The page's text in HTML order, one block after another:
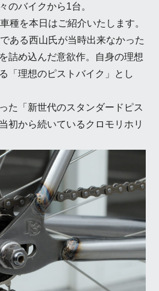
のバイクから1台。
種を本日はご紹介いたします。
ある西山氏が当時出来なかった
詰め込んだ意欲作。 自身の理想
「理想のピストバイク」とし
た「新世代のスタンダードピス
初から続いているクロモリホリ